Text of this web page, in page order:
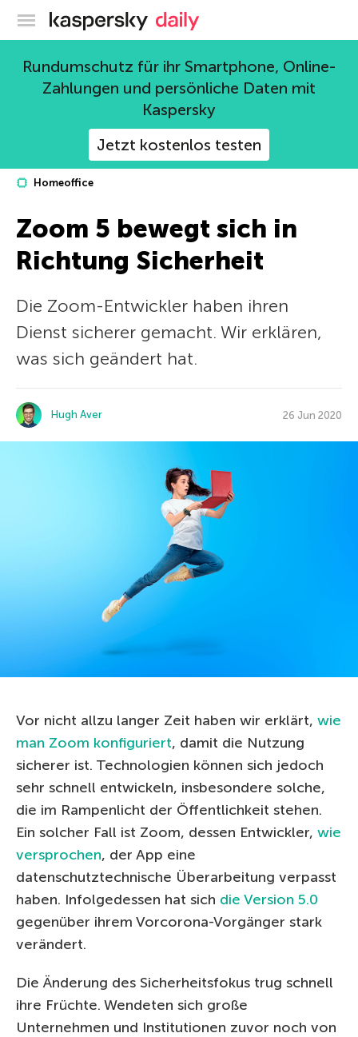
Offizieller Blog von Kaspersky
Rundumschutz für ihr Smartphone, Online-
Zahlungen und persönliche Daten mit
Kaspersky
Jetzt kostenlos testen
Homeoffice
Zoom 5 bewegt sich in
Richtung Sicherheit
Die Zoom-Entwickler haben ihren
Dienst sicherer gemacht. Wir erklären,
was sich geändert hat.
Hugh Aver 26 Jun 2020
Vor nicht allzu langer Zeit haben wir erklärt, wie
man Zoom konfiguriert, damit die Nutzung
sicherer ist. Technologien können sich jedoch
sehr schnell entwickeln, insbesondere solche,
die im Rampenlicht der Öffentlichkeit stehen.
Ein solcher Fall ist Zoom, dessen Entwickler, wie
versprochen, der App eine
datenschutztechnische Überarbeitung verpasst
haben. Infolgedessen hat sich die Version 5.0
gegenüber ihrem Vorcorona-Vorgänger stark
verändert.
Die Änderung des Sicherheitsfokus trug schnell
ihre Früchte. Wendeten sich große
Unternehmen und Institutionen zuvor noch von